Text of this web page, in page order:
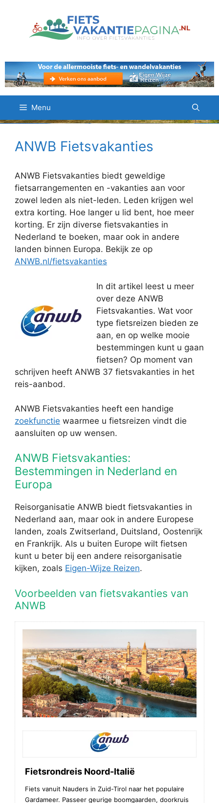
Menu
ANWB Fietsvakanties
ANWB Fietsvakanties biedt geweldige
fietsarrangementen en -vakanties aan voor
zowel leden als niet-leden. Leden krijgen wel
extra korting. Hoe langer u lid bent, hoe meer
korting. Er zijn diverse fietsvakanties in
Nederland te boeken, maar ook in andere
landen binnen Europa. Bekijk ze op
ANWB.nl/fietsvakanties
In dit artikel leest u meer
over deze ANWB
Fietsvakanties. Wat voor
type fietsreizen bieden ze
aan, en op welke mooie
bestemmingen kunt u gaan
fietsen? Op moment van
schrijven heeft ANWB 37 fietsvakanties in het
reis-aanbod.
ANWB Fietsvakanties heeft een handige
zoekfunctie waarmee u fietsreizen vindt die
aansluiten op uw wensen.
ANWB Fietsvakanties:
Bestemmingen in Nederland en
Europa
Reisorganisatie ANWB biedt fietsvakanties in
Nederland aan, maar ook in andere Europese
landen, zoals Zwitserland, Duitsland, Oostenrijk
en Frankrijk. Als u buiten Europe wilt fietsen
kunt u beter bij een andere reisorganisatie
kijken, zoals Eigen-Wijze Reizen.
Voorbeelden van fietsvakanties van
ANWB
Fietsrondreis Noord-Italië
Fiets vanuit Nauders in Zuid-Tirol naar het populaire
Gardameer. Passeer geurige boomgaarden, doorkruis